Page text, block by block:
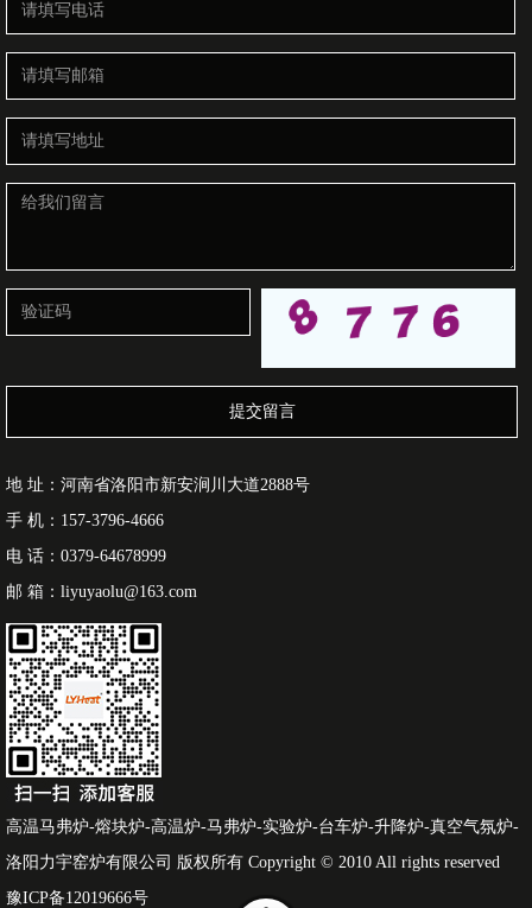
提交留言
地 址：河南省洛阳市新安涧川大道2888号
手 机：157-3796-4666
电 话：0379-64678999
邮 箱：liyuyaolu@163.com
高温马弗炉-熔块炉-高温炉-马弗炉-实验炉-台车炉-升降炉-真空气氛炉-
洛阳力宇窑炉有限公司 版权所有 Copyright © 2010 All rights reserved
豫ICP备12019666号